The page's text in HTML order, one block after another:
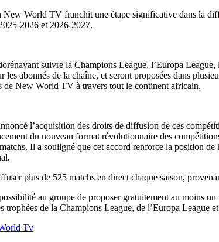
World TV franchit une étape significative dans la
2026 et 2026-2027.
suivre la Champions League, l’Europa
les abonnés de la chaîne, et seront proposées dans
de New World TV à travers tout le continent africain.
l’acquisition des droits de diffusion de ces
du nouveau format révolutionnaire des
Il a souligné que cet accord renforce la position
plus de 525 matchs en direct chaque saison,
au groupe de proposer gratuitement au moins
trophées de la Champions League, de l’Europa League
Tv